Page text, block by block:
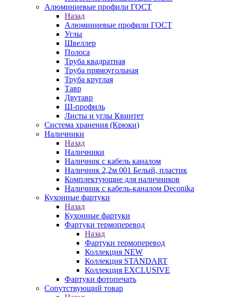
Алюминиевые профили ГОСТ
Назад
Алюминиевые профили ГОСТ
Углы
Швеллер
Полоса
Труба квадратная
Труба прямоугольная
Труба круглая
Тавр
Двутавр
Ш-профиль
Листы и углы Квинтет
Система хранения (Крюки)
Наличники
Назад
Наличники
Наличник с кабель каналом
Наличник 2,2м 001 Белый, пластик
Комплектующие для наличников
Наличник с кабель-каналом Deconika
Кухонные фартуки
Назад
Кухонные фартуки
Фартуки термоперевод
Назад
Фартуки термоперевод
Коллекция NEW
Коллекция STANDART
Коллекция EXCLUSIVE
Фартуки фотопечать
Сопутствующий товар